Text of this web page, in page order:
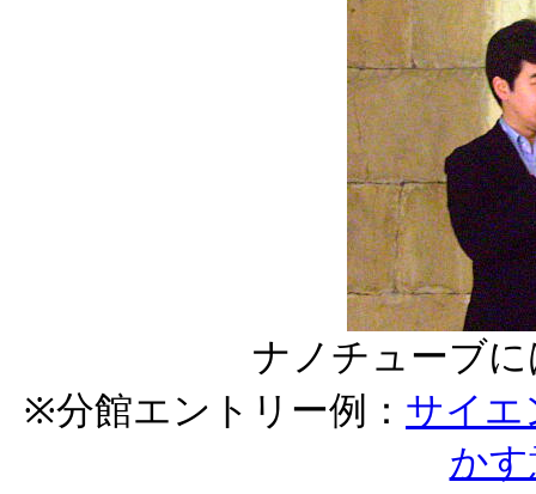
ナノチューブ
※分館エントリー例： サイエ
か